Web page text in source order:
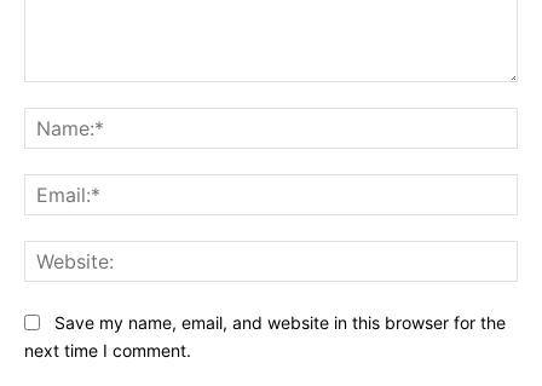
Save my name, email, and website in this browser for the
next time I comment.